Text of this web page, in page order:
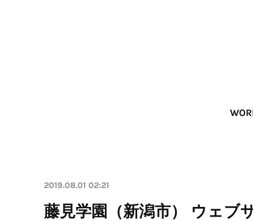
2019.08.01 02:21
藤見学園（新潟市） ウェブ